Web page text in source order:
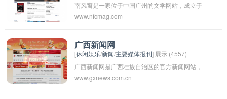
南风窗是一家位于中国广州的文学网站，成立于
1998年，是中国最早的文学原创网站之一。该网
包括小说、散文、诗歌等多种文学形式。网站致
力于推广中国优秀的文学作品，鼓励新人作家的
创作，并举办各种文学活动和比赛。南风窗通过
互联网为广大读者和作家提供了一个共享文学创
www.nfcmag.com
广西新闻网
[休闲娱乐/新闻/主要媒体报刊] 展示 (4557)
广西新闻网是广西壮族自治区的官方新闻网站，
为广西本地和全球读者提供及时、权威、全面的
www.gxnews.com.cn